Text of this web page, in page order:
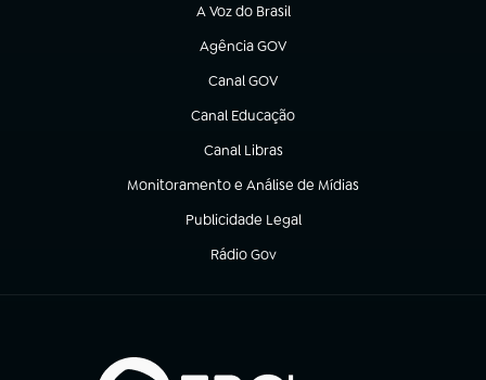
A Voz do Brasil
(abre em nova aba)
Agência GOV
(abre em nova aba)
Canal GOV
(abre em nova aba)
Canal Educação
(abre em nova aba)
Canal Libras
(abre em nova aba)
Monitoramento e Análise de Mídias
(abre em nova aba)
Publicidade Legal
(abre em nova aba)
Rádio Gov
(abre em nova aba)